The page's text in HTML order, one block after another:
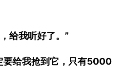
给我听好了。”
要给我抢到它，只有5000